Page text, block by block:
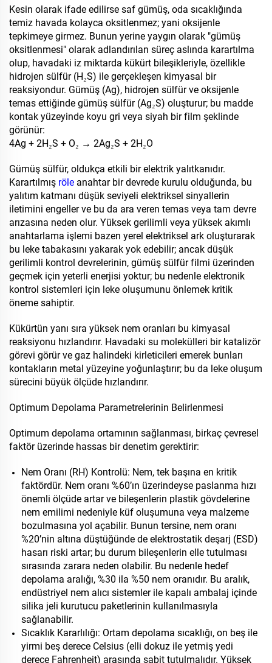
Kesin olarak ifade edilirse saf gümüş, oda sıcaklığında
temiz havada kolayca oksitlenmez; yani oksijenle
tepkimeye girmez. Bunun yerine yaygın olarak "gümüş
oksitlenmesi" olarak adlandırılan süreç aslında karartılma
olup, havadaki iz miktarda kükürt bileşikleriyle, özellikle
hidrojen sülfür (H₂S) ile gerçekleşen kimyasal bir
reaksiyondur. Gümüş (Ag), hidrojen sülfür ve oksijenle
temas ettiğinde gümüş sülfür (Ag₂S) oluşturur; bu madde
kontak yüzeyinde koyu gri veya siyah bir film şeklinde
görünür:
4Ag + 2H₂S + O₂ → 2Ag₂S + 2H₂O
Gümüş sülfür, oldukça etkili bir elektrik yalıtkanıdır.
Karartılmış röle anahtar bir devrede kurulu olduğunda, bu
yalıtım katmanı düşük seviyeli elektriksel sinyallerin
iletimini engeller ve bu da ara veren temas veya tam devre
arızasına neden olur. Yüksek gerilimli veya yüksek akımlı
anahtarlama işlemi bazen yerel elektriksel ark oluşturarak
bu leke tabakasını yakarak yok edebilir; ancak düşük
gerilimli kontrol devrelerinin, gümüş sülfür filmi üzerinden
geçmek için yeterli enerjisi yoktur; bu nedenle elektronik
kontrol sistemleri için leke oluşumunu önlemek kritik
öneme sahiptir.
Kükürtün yanı sıra yüksek nem oranları bu kimyasal
reaksiyonu hızlandırır. Havadaki su molekülleri bir katalizör
görevi görür ve gaz halindeki kirleticileri emerek bunları
kontakların metal yüzeyine yoğunlaştırır; bu da leke oluşum
sürecini büyük ölçüde hızlandırır.
Optimum Depolama Parametrelerinin Belirlenmesi
Optimum depolama ortamının sağlanması, birkaç çevresel
faktör üzerinde hassas bir denetim gerektirir:
Nem Oranı (RH) Kontrolü: Nem, tek başına en kritik
faktördür. Nem oranı %60’ın üzerindeyse paslanma hızı
önemli ölçüde artar ve bileşenlerin plastik gövdelerine
nem emilimi nedeniyle küf oluşumuna veya malzeme
bozulmasına yol açabilir. Bunun tersine, nem oranı
%20’nin altına düştüğünde de elektrostatik deşarj (ESD)
hasarı riski artar; bu durum bileşenlerin elle tutulması
sırasında zarara neden olabilir. Bu nedenle hedef
depolama aralığı, %30 ila %50 nem oranıdır. Bu aralık,
endüstriyel nem alıcı sistemler ile kapalı ambalaj içinde
silika jeli kurutucu paketlerinin kullanılmasıyla
sağlanabilir.
Sıcaklık Kararlılığı: Ortam depolama sıcaklığı, on beş ile
yirmi beş derece Celsius (elli dokuz ile yetmiş yedi
derece Fahrenheit) arasında sabit tutulmalıdır. Yüksek